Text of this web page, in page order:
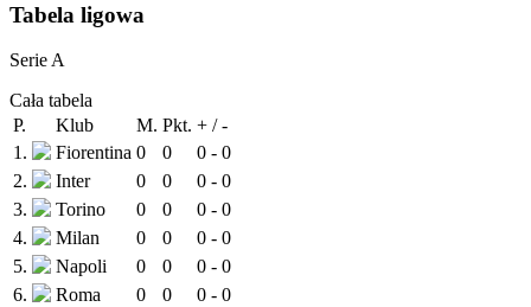
Tabela ligowa
Serie A
Cała tabela
P.
Klub M. Pkt. + / -
1.
Fiorentina 0 0
0 - 0
2.
Inter 0 0
0 - 0
3.
Torino 0 0
0 - 0
4.
Milan 0 0
0 - 0
5.
Napoli 0 0
0 - 0
6.
Roma 0 0
0 - 0